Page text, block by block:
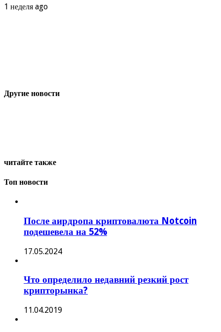
1 неделя ago
Другие новости
читайте также
Топ новости
После аирдропа криптовалюта Notcoin
подешевела на 52%
17.05.2024
Что определило недавний резкий рост
крипторынка?
11.04.2019